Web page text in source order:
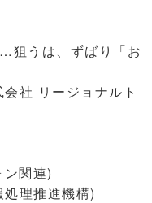
狙うは、ずばり「お
社 リージョナルト
関連)
理推進機構)